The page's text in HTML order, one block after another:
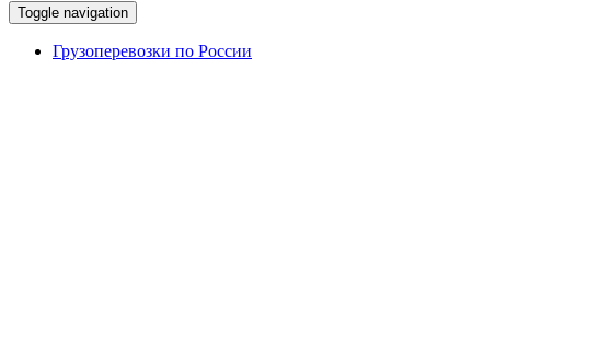
Toggle navigation
Грузоперевозки по России